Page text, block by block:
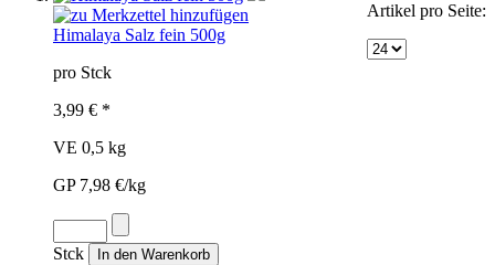
Artikel pro Seite:
Himalaya Salz fein 500g
pro Stck
3,99 € *
VE 0,5 kg
GP 7,98 €/kg
Stck